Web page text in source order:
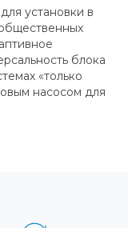
установки в
блока
«только
насосом для